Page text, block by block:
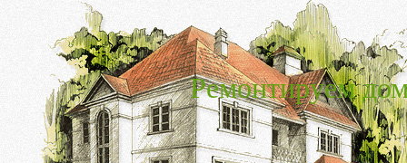
Ремонтируем